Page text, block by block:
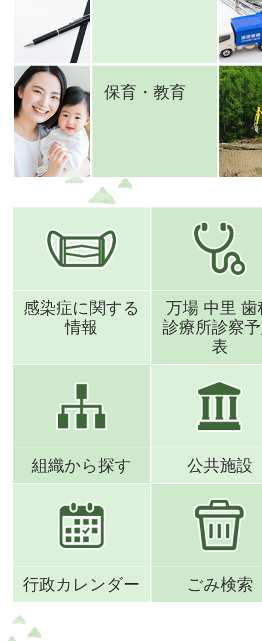
保育・教育
感染症に関する
情報
万場 中里 歯
診療所診察
表
組織から探す 公共施設
行政カレンダー ごみ検索